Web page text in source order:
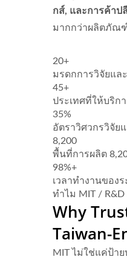
กส์, และการค้าป
มากกว่าผลิตภัณ
20+
มรดกการวิจัยแล
45+
ประเทศที่ให้บริก
35%
อัตราวิศวกรวิจัย
8,200
พื้นที่การผลิต
98%+
เวลาทำงานของร
ทำไม MIT /
Why
Taiwan-
MIT ไม่ใช่แค่ป้า